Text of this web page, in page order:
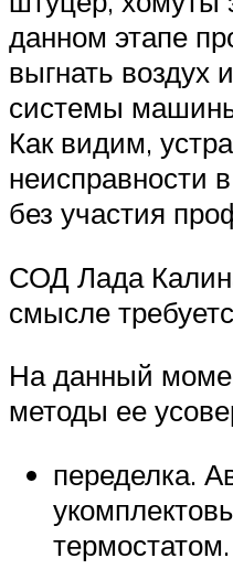
данном этапе
выгнать воздух
системы
Как видим,
неисправности
без участия
СОД Лада
смысле
На данный
методы ее
переделка.